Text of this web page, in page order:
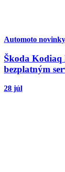
Automoto novinky
Škoda Kodiaq
bezplatným
28 júl